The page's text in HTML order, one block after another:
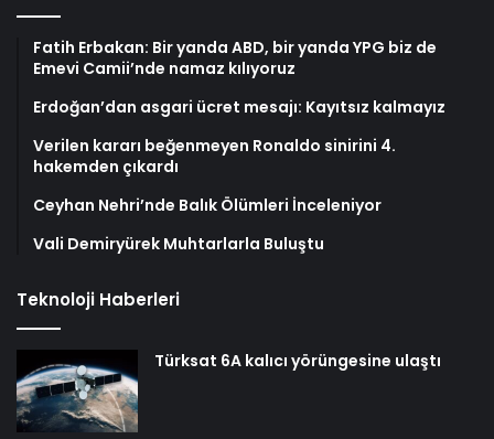
Fatih Erbakan: Bir yanda ABD, bir yanda YPG biz de
Emevi Camii’nde namaz kılıyoruz
Erdoğan’dan asgari ücret mesajı: Kayıtsız kalmayız
Verilen kararı beğenmeyen Ronaldo sinirini 4.
hakemden çıkardı
Ceyhan Nehri’nde Balık Ölümleri İnceleniyor
Vali Demiryürek Muhtarlarla Buluştu
Teknoloji Haberleri
Türksat 6A kalıcı yörüngesine ulaştı